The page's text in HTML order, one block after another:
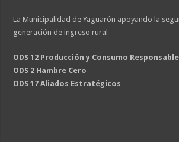
La Municipalidad de Yaguarón apoyando la
generación de ingreso rural
ODS 12 Producción y Consumo Responsable
ODS 2 Hambre Cero
ODS 17 Aliados Estratégicos